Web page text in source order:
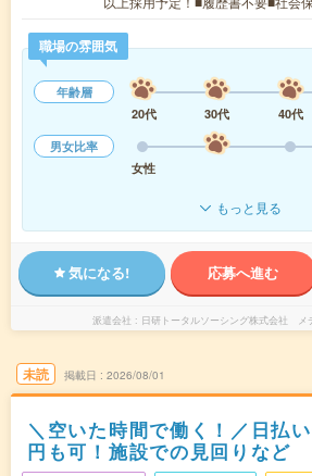
職場の雰囲気
年齢層
20代
30代 40代
男女比率
女性
もっと見る
気になる! 応募へ進む
派遣会社 日研トータルソーシング株式会社 メ
未読 掲載日 2026/08/01
＼空いた時間で働く！／日払
円も可！施設での見回りなど